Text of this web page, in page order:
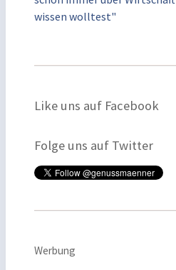
wissen wolltest"
Like uns auf Facebook
Folge uns auf Twitter
Werbung